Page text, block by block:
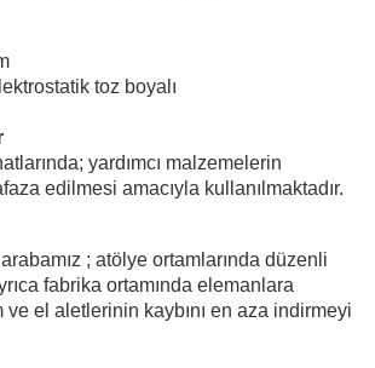
toz boyalı
yardımcı malzemelerin
edilmesi amacıyla kullanılmaktadır.
; atölye ortamlarında düzenli
fabrika ortamında elemanlara
ve el aletlerinin kaybını en aza indirmeyi